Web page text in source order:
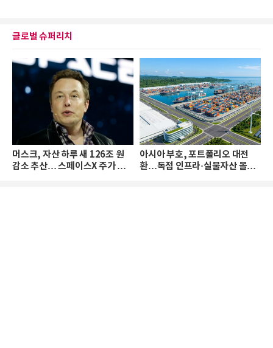
글로벌 슈퍼리치
머스크, 자산 하루 새 126조 원
감소 추산… 스페이스X 주가 하
아시아 부호, 포트폴리오 대전
환…독점 인프라·실물자산 몰린